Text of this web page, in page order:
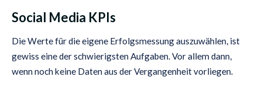
Social Media KPIs
Die Werte für die eigene Erfolgsmessung auszuwählen, ist
gewiss eine der schwierigsten Aufgaben. Vor allem dann,
wenn noch keine Daten aus der Vergangenheit vorliegen.